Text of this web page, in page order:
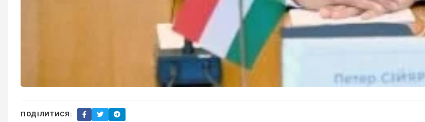
ПОДІЛИТИСЯ: